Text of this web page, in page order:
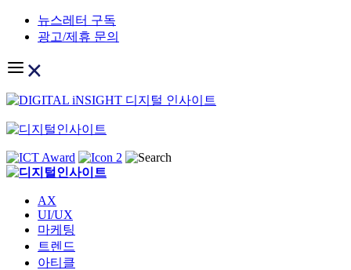
Skip
content
뉴스레터 구독
광고/제휴 문의
AX
UI/UX
마케팅
트렌드
아티클